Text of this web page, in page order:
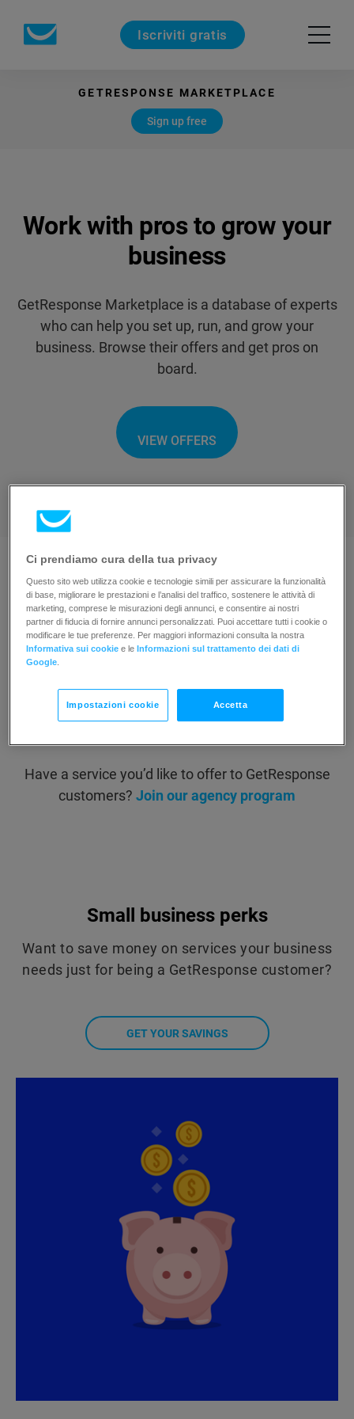
Iscriviti gratis
GETRESPONSE MARKETPLACE
Sign up free
Work with prosto grow your
business
GetResponse Marketplace is a database of experts
who can help you set up, run, and grow your
business. Browse their offers and get pros on
board.
VIEW OFFERS
Browse solution providers
SHOW ALL SOLUTIONS
Have a service you’d like to offer to GetResponse
customers? Join our agency program
Small business perks
Want to save money on services your business
needs just for being a GetResponse customer?
GET YOUR SAVINGS
Ci prendiamo cura della tua privacy
Questo sito web utilizza cookie e tecnologie simili per assicurare la funzionalità
di base, migliorare le prestazioni e l’analisi del traffico, sostenere le attività di
marketing, comprese le misurazioni degli annunci, e consentire ai nostri
partner di fiducia di fornire annunci personalizzati. Puoi accettare tutti i cookie o
modificare le tue preferenze. Per maggiori informazioni consulta la nostra
Informativa sui cookie e le Informazioni sul trattamento dei dati di
Google.
Impostazioni cookie Accetta